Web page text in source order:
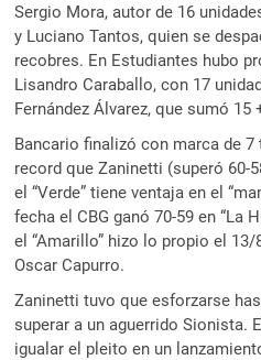
Sergio Mora, autor de 16
y Luciano Tantos, quien se
recobres. En Estudiantes hubo
Lisandro Caraballo, con 17
Fernández Álvarez, que sumó 15
Bancario finalizó con marca de
record que Zaninetti (superó 60-
el “Verde” tiene ventaja en el
fecha el CBG ganó 70-59 en “La
el “Amarillo” hizo lo propio el
Oscar Capurro.
Zaninetti tuvo que esforzarse
superar a un aguerrido Sionista.
igualar el pleito en un